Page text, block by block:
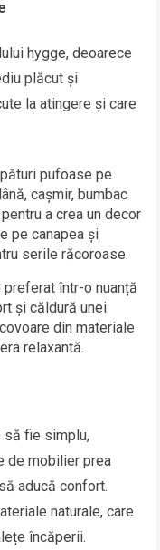
hygge, deoarece
plăcut și
la atingere și care
pufoase pe
cașmir, bumbac
a crea un decor
pe canapea și
serile răcoroase.
preferat într-o nuanță
și căldură unei
din materiale
relaxantă.
să fie simplu,
de mobilier prea
aducă confort.
naturale, care
încăperii.